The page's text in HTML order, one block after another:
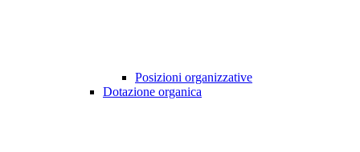
Posizioni organizzative
Dotazione organica